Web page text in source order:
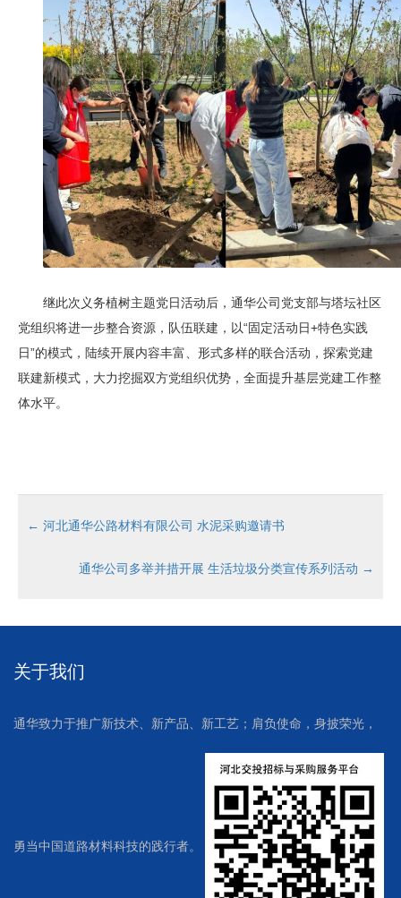
继此次义务植树主题党日活动后，通华公司党支部与塔坛社区
党组织将进一步整合资源，队伍联建，以“固定活动日+特色实践
日”的模式，陆续开展内容丰富、形式多样的联合活动，探索党建
联建新模式，大力挖掘双方党组织优势，全面提升基层党建工作整
体水平。
← 河北通华公路材料有限公司 水泥采购邀请书
通华公司多举并措开展 生活垃圾分类宣传系列活动 →
关于我们
通华致力于推广新技术、新产品、新工艺；肩负使命，身披荣光，
勇当中国道路材料科技的践行者。